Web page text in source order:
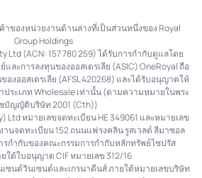
าของหน่วยงานด้านล่างที่เป็นส่วนหนึ่งของ Royal
Group Holdings
Ltd (ACN: 157 780 259) ได้รับการกำกับดูแลโดย
ละการลงทุนของออสเตรเลีย (ASIC) OneRoyal ถือ
งออสเตรเลีย (AFSL 420268) และได้รับอนุญาตให้
ประเภท Wholesale เท่านั้น (ตามความหมายในพระ
บัญญัติบริษัท 2001 (Cth))
Ltd หมายเลขจดทะเบียน HE 349061 และหมายเลข
านจดทะเบียน 152 ถนนแฟรงคลิน รูสเวลต์ ลีมาซอล
รกำกับของคณะกรรมการกำกับหลักทรัพย์ไซปรัส
ใต้ใบอนุญาต CIF หมายเลข 312/16
เซนต์วินเซนต์และเกรนาดีนส์ ภายใต้หมายเลขบริษัท